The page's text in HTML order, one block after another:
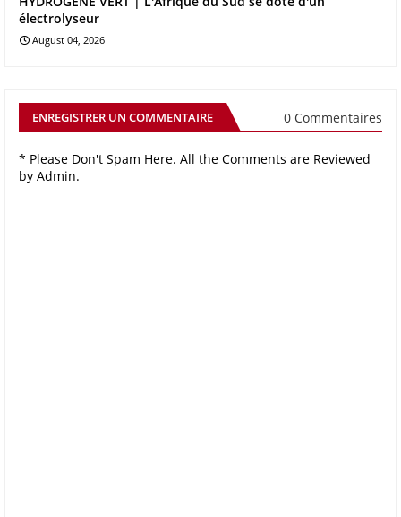
électrolyseur
August 04, 2026
ENREGISTRER UN COMMENTAIRE 0 Commentaires
* Please Don't Spam Here. All the Comments are Reviewed
by Admin.